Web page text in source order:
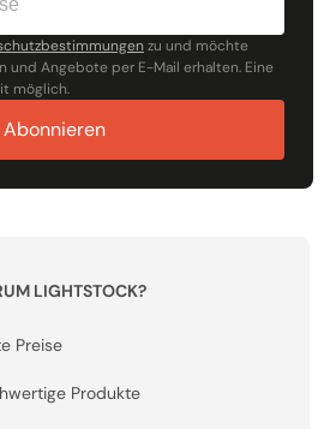
zu und möchte
und Angebote per E-Mail erhalten. Eine
möglich.
Abonnieren
LIGHTSTOCK?
Preise
Produkte